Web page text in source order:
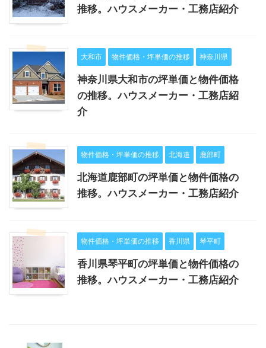
推移。ハウスメーカー・工務店紹介
大和市 物件価格・坪単価の推移 神奈川県
神奈川県大和市の坪単価と物件価格
の推移。ハウスメーカー・工務店紹
介
物件価格・坪単価の推移 北海道 鹿部町
北海道鹿部町の坪単価と物件価格の
推移。ハウスメーカー・工務店紹介
物件価格・坪単価の推移 香川県 琴平町
香川県琴平町の坪単価と物件価格の
推移。ハウスメーカー・工務店紹介